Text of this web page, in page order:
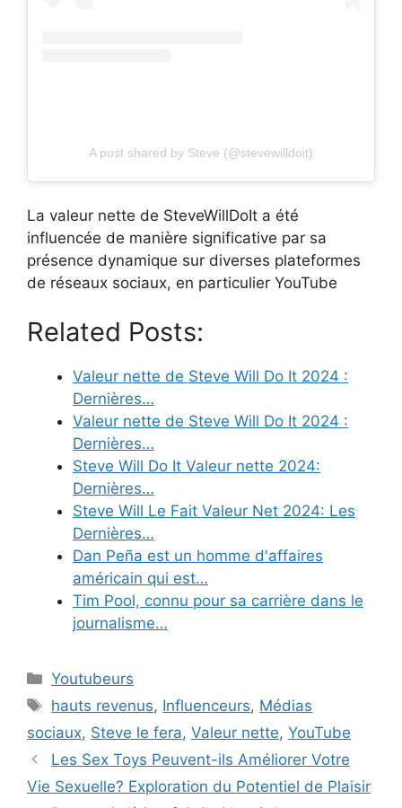
A post shared by Steve (@stevewilldoit)
La valeur nette de SteveWillDoIt a été
influencée de manière significative par sa
présence dynamique sur diverses plateformes
de réseaux sociaux, en particulier YouTube
Related Posts:
Valeur nette de Steve Will Do It 2024 :
Dernières…
Valeur nette de Steve Will Do It 2024 :
Dernières…
Steve Will Do It Valeur nette 2024:
Dernières…
Steve Will Le Fait Valeur Net 2024: Les
Dernières…
Dan Peña est un homme d'affaires
américain qui est…
Tim Pool, connu pour sa carrière dans le
journalisme…
Categories
Youtubeurs
Tags
hauts revenus, Influenceurs, Médias
sociaux, Steve le fera, Valeur nette, YouTube
Les Sex Toys Peuvent-ils Améliorer Votre
Vie Sexuelle? Exploration du Potentiel de Plaisir